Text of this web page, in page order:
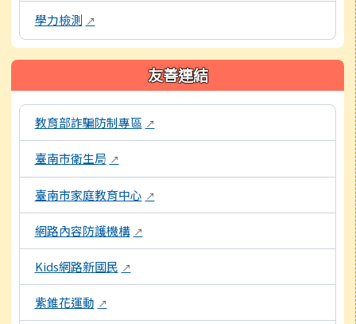
學力檢測 ↗
友善連結
本區域包含外部學習資源連結，點擊後皆會另開視窗。
教育部詐騙防制專區 ↗
臺南市衛生局 ↗
臺南市家庭教育中心 ↗
網路內容防護機構 ↗
Kids網路新國民 ↗
紫錐花運動 ↗